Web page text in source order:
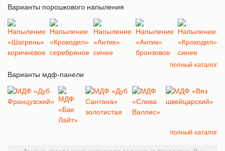
Варианты порошкового напыления
полный каталог
Варианты мдф-панели
полный каталог